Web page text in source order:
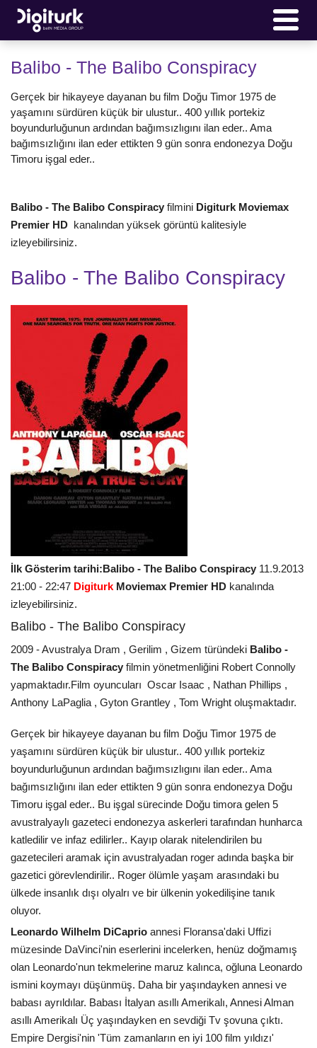
Balibo - The Balibo Conspiracy
Gerçek bir hikayeye dayanan bu film Doğu Timor 1975 de
yaşamını sürdüren küçük bir ulustur.. 400 yıllık portekiz
boyundurluğunun ardından bağımsızlıgını ilan eder.. Ama
bağımsızlığını ilan eder ettikten 9 gün sonra endonezya Doğu
Timoru işgal eder..
Balibo - The Balibo Conspiracy filmini Digiturk Moviemax
Premier HD kanalından yüksek görüntü kalitesiyle
izleyebilirsiniz.
Balibo - The Balibo Conspiracy
İlk Gösterim tarihi:Balibo - The Balibo Conspiracy 11.9.2013
21:00 - 22:47 Digiturk Moviemax Premier HD kanalında
izleyebilirsiniz.
Balibo - The Balibo Conspiracy
2009 - Avustralya Dram , Gerilim , Gizem türündeki Balibo -
The Balibo Conspiracy filmin yönetmenliğini Robert Connolly
yapmaktadır.Film oyuncuları Oscar Isaac , Nathan Phillips ,
Anthony LaPaglia , Gyton Grantley , Tom Wright oluşmaktadır.
Gerçek bir hikayeye dayanan bu film Doğu Timor 1975 de
yaşamını sürdüren küçük bir ulustur.. 400 yıllık portekiz
boyundurluğunun ardından bağımsızlıgını ilan eder.. Ama
bağımsızlığını ilan eder ettikten 9 gün sonra endonezya Doğu
Timoru işgal eder.. Bu işgal sürecinde Doğu timora gelen 5
avustralyaylı gazeteci endonezya askerleri tarafından hunharca
katledilir ve infaz edilirler.. Kayıp olarak nitelendirilen bu
gazetecileri aramak için avustralyadan roger adında başka bir
gazetici görevlendirilir.. Roger ölümle yaşam arasındaki bu
ülkede insanlık dışı olyalrı ve bir ülkenin yokedilişine tanık
oluyor.
Leonardo Wilhelm DiCaprio annesi Floransa'daki Uffizi
müzesinde DaVinci'nin eserlerini incelerken, henüz doğmamış
olan Leonardo'nun tekmelerine maruz kalınca, oğluna Leonardo
ismini koymayı düşünmüş. Daha bir yaşındayken annesi ve
babası ayrıldılar. Babası İtalyan asıllı Amerikalı, Annesi Alman
asıllı Amerikalı Üç yaşındayken en sevdiği Tv şovuna çıktı.
Empire Dergisi'nin 'Tüm zamanların en iyi 100 film yıldızı'